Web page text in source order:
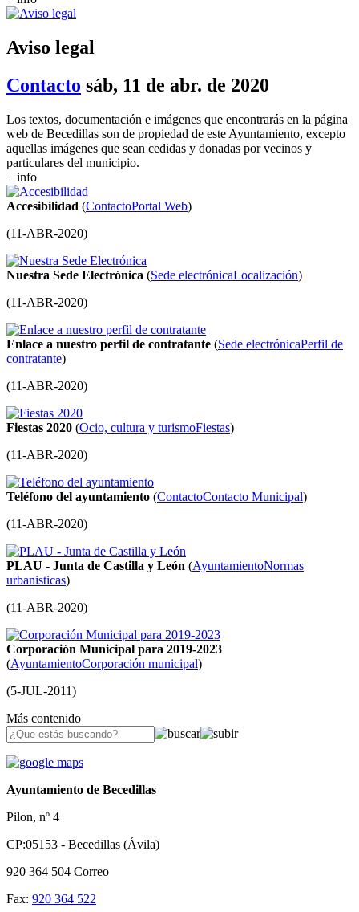
Aviso legal
Contacto sáb, 11 de abr. de 2020
Los textos, documentación e imágenes que encontrarás en la página
web de Becedillas son de propiedad de este Ayuntamiento, excepto
aquellas imágenes que sean cedidas y donadas por vecinos y
particulares del municipio.
+ info
Accesibilidad (ContactoPortal Web)
(11-ABR-2020)
Nuestra Sede Electrónica (Sede electrónicaLocalización)
(11-ABR-2020)
Enlace a nuestro perfil de contratante (Sede electrónicaPerfil de
contratante)
(11-ABR-2020)
Fiestas 2020 (Ocio, cultura y turismoFiestas)
(11-ABR-2020)
Teléfono del ayuntamiento (ContactoContacto Municipal)
(11-ABR-2020)
PLAU - Junta de Castilla y León (AyuntamientoNormas
urbanisticas)
(11-ABR-2020)
Corporación Municipal para 2019-2023
(AyuntamientoCorporación municipal)
(5-JUL-2011)
Más contenido
Ayuntamiento de Becedillas
Pilon, nº 4
CP:05153 - Becedillas (Ávila)
920 364 504 Correo
Fax: 920 364 522